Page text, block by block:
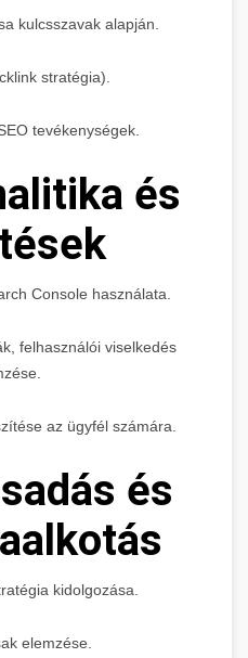
kulcsszavak alapján.
stratégia).
tevékenységek.
és
Console használata.
felhasználói viselkedés
az ügyfél számára.
és
kidolgozása.
elemzése.